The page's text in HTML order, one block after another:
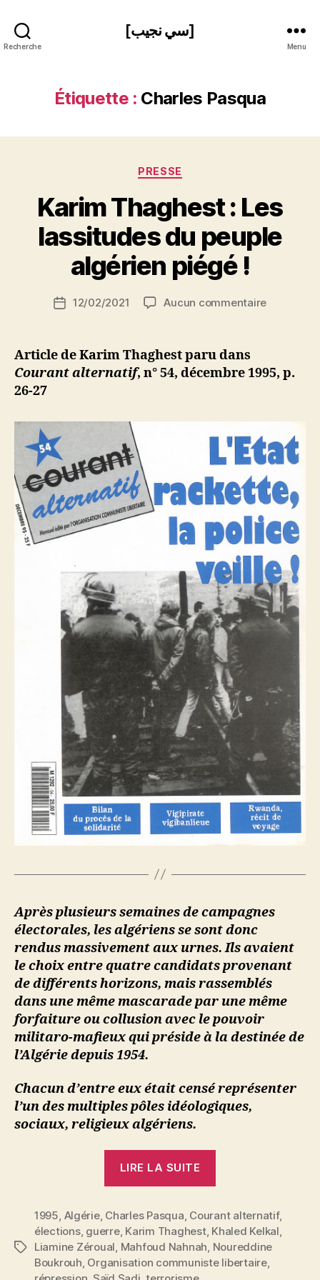
Recherche
[سي نجيب]
Menu
Étiquette : Charles Pasqua
Catégories
PRESSE
Karim Thaghest : Les
lassitudes du peuple
algérien piégé !
de
a
r
S
N
ji
b
Date12/02/2021 Aucun commentairesur
lassitudes
algérien
piégé
!
Article de Karim Thaghest paru dans
Courant alternatif, n° 54, décembre 1995, p.
26-27
Après plusieurs semaines de campagnes
électorales, les algériens se sont donc
rendus massivement aux urnes. Ils avaient
le choix entre quatre candidats provenant
de différents horizons, mais rassemblés
dans une même mascarade par une même
forfaiture ou collusion avec le pouvoir
militaro-mafieux qui préside à la destinée de
l’Algérie depuis 1954.
Chacun d’entre eux était censé représenter
l’un des multiples pôles idéologiques,
sociaux, religieux algériens.
LIRE LA SUITE
Les
lassitudes
du
Étiquettes
1995 Algérie, Charles Pasqua Courant alternatif,
élections, guerre, Karim Thaghest, Khaled Kelkal
Liamine Zéroual Mahfoud Nahnah Noureddine
Boukrouh Organisation communiste libertaire,